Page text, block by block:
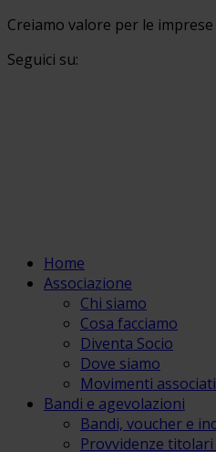
Creiamo valore per le
Seguici su:
Home
Associazione
Chi siamo
Cosa facciamo
Diventa Socio
Dove siamo
Movimenti
Bandi e agevolazioni
Bandi, voucher e
Provvidenze